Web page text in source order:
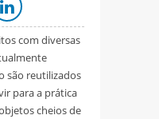
com diversas
são reutilizados
para a prática
cheios de